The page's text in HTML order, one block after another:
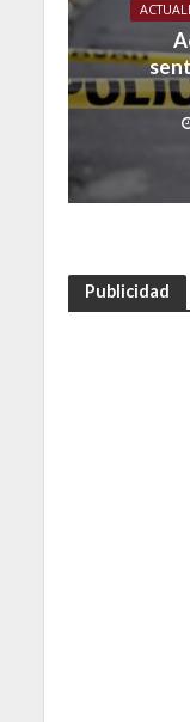
Publicidad